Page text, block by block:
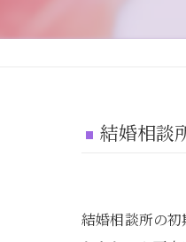
結婚相談
結婚相談所の